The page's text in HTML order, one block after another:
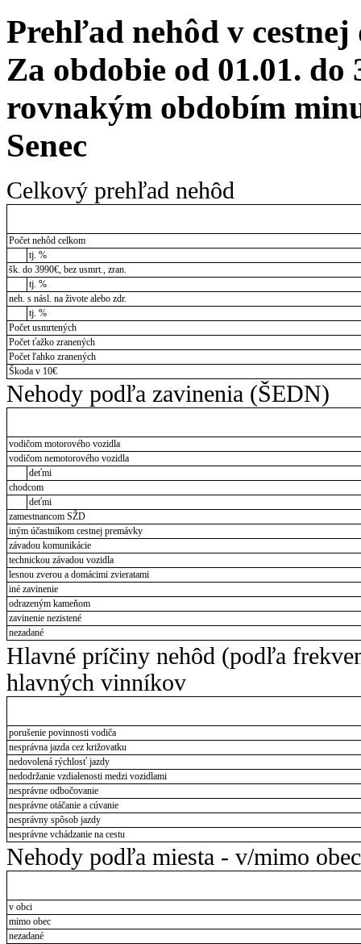
Prehľad nehôd v cestnej
Za obdobie od 01.01. do
rovnakým obdobím
Senec
Celkový prehľad nehôd
Počet nehôd celkom
tj. %
šk. do 3990€, bez usmrt., zran.
tj. %
neh. s násl. na živote alebo zdr.
tj. %
Počet usmrtených
Počet ťažko zranených
Počet ľahko zranených
Škoda v 10€
Nehody podľa zavinenia (ŠEDN)
vodičom motorového vozidla
vodičom nemotorového vozidla
deťmi
chodcom
deťmi
zamestnancom SŽD
iným účastníkom cestnej premávky
závadou komunikácie
technickou závadou vozidla
lesnou zverou a domácimi zvieratami
iné zavinenie
odrazeným kameňom
zavinenie nezistené
nezadané
Hlavné príčiny nehôd (podľa
hlavných vinníkov
porušenie povinnosti vodiča
nesprávna jazda cez križovatku
nedovolená rýchlosť jazdy
nedodržanie vzdialenosti medzi vozidlami
nesprávne odbočovanie
nesprávne otáčanie a cúvanie
nesprávny spôsob jazdy
nesprávne vchádzanie na cestu
Nehody podľa miesta - v/mimo obec
v obci
mimo obec
nezadané